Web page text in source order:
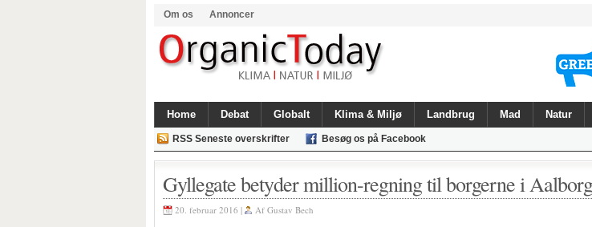
Om os Annoncer
Home Debat Globalt Klima & Miljø Landbrug Mad Natur
RSS Seneste overskrifter Besøg os på Facebook
Gyllegate betyder million-regning til borgerne i Aalborg
20. februar 2016 | Af Gustav Bech